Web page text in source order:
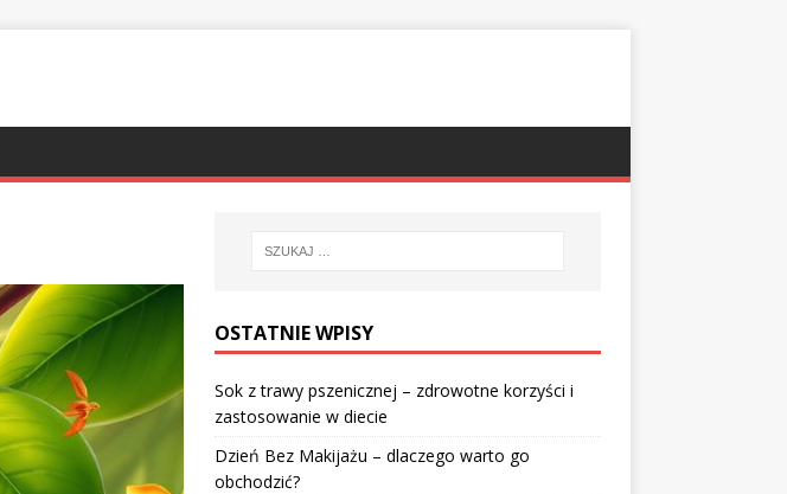
OSTATNIE WPISY
Sok z trawy pszenicznej – zdrowotne korzyści i
zastosowanie w diecie
Dzień Bez Makijażu – dlaczego warto go
obchodzić?